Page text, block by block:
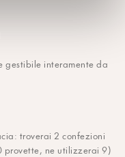
gestibile interamente da
troverai 2 confezioni
provette, ne utilizzerai 9)